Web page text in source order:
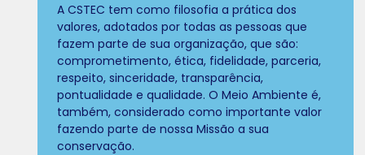
A CSTEC tem como filosofia a prática dos
valores, adotados por todas as pessoas que
fazem parte de sua organização, que são:
comprometimento, ética, fidelidade, parceria,
respeito, sinceridade, transparência,
pontualidade e qualidade. O Meio Ambiente é,
também, considerado como importante valor
fazendo parte de nossa Missão a sua
conservação.